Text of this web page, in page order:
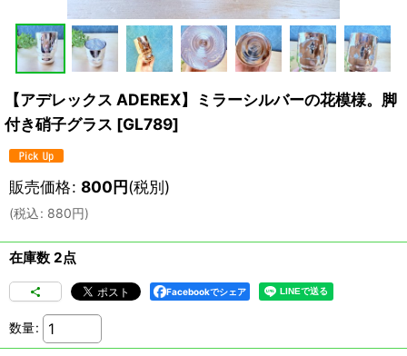
【アデレックス ADEREX】ミラーシルバーの花模様。脚
付き硝子グラス [GL789]
販売価格: 800円(税別)
(税込: 880円)
在庫数 2点
Facebookでシェア
数量: